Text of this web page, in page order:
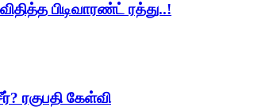
பிடிவாரண்ட் ரத்து..!
ரகுபதி கேள்வி